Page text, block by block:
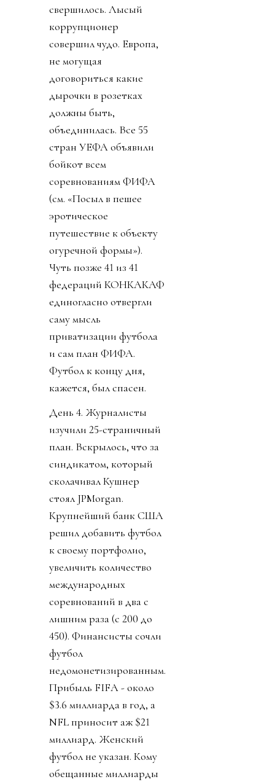
свершилось. Лысый
коррупционер
совершил чудо. Европа,
не могущая
договориться какие
дырочки в розетках
должны быть,
объединилась. Все 55
стран УЕФА объявили
бойкот всем
соревнованиям ФИФА
(см. «Посыл в пешее
эротическое
путешествие к объекту
огуречной формы»).
Чуть позже 41 из 41
федераций КОНКАКАФ
единогласно отвергли
саму мысль
приватизации футбола
и сам план ФИФА.
Футбол к концу дня,
кажется, был спасен.
День 4. Журналисты
изучили 25-страничный
план. Вскрылось, что за
синдикатом, который
сколачивал Кушнер
стоял JPMorgan.
Крупнейший банк США
решил добавить футбол
к своему портфолио,
увеличить количество
международных
соревнований в два с
лишним раза (с 200 до
450). Финансисты сочли
футбол
недомонетизированным.
Прибыль FIFA - около
$3.6 миллиарда в год, а
NFL приносит аж $21
миллиард. Женский
футбол не указан. Кому
обещанные миллиарды